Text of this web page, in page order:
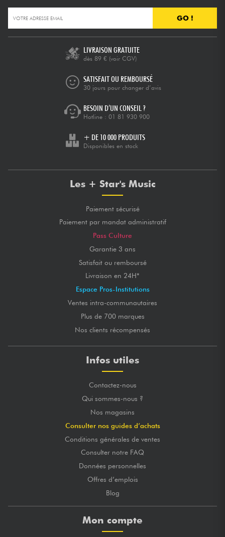
GO !
LIVRAISON GRATUITE
dès 89 € (voir CGV)
SATISFAIT OU REMBOURSÉ
30 jours pour changer d’avis
BESOIN D’UN CONSEIL ?
Hotline : 01 81 930 900
+ DE 10 000 PRODUITS
Disponibles en stock
Les + Star's Music
Paiement sécurisé
Paiement par mandat administratif
Pass Culture
Garantie 3 ans
Satisfait ou remboursé
Livraison en 24H*
Espace Pros-Institutions
Ventes intra-communautaires
Plus de 700 marques
Nos clients récompensés
Infos utiles
Contactez-nous
Qui sommes-nous ?
Nos magasins
Consulter nos guides d’achats
Conditions générales de ventes
Consulter notre FAQ
Données personnelles
Offres d’emplois
Blog
Mon compte